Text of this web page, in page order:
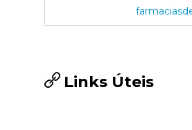
Links Úteis